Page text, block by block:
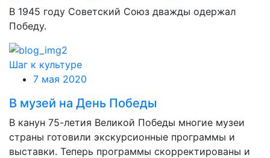
В 1945 году Советский Союз дважды одержал
Победу.
Шаг к культуре
7 мая 2020
В музей на День Победы
В канун 75-летия Великой Победы многие музеи
страны готовили экскурсионные программы и
выставки. Теперь программы скорректированы и